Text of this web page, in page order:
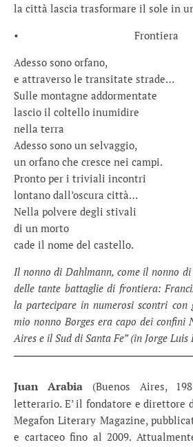
la città lascia trasformare il sole in
• Frontiera
Adesso sono orfano,
e attraverso le transitate strade…
Sulle montagne addormentate
lascio il coltello inumidire
nella terra
Adesso sono un selvaggio,
un orfano che cresce nei campi.
Pronto per i triviali incontri
lontano dall’oscura città…
Nella polvere degli stivali
di un morto
cade il nome del castello.
Il nonno di Dahlmann, come il nonno
delle tante battaglie di frontiera:
la partecipare in numerosi scontri con
mio nonno Borges era capo dei confini
Aires e il Sud di Santa Fe” (in Jorge Luis
Juan Arabia(Buenos Aires,
letterario. E’ il fondatore e
Megafon Literary Magazine,
e cartaceo fino al 2009.